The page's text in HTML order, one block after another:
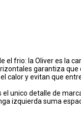
el frio: la Oliver es la
garantiza
calor y evitan que
el unico detalle de
izquierda suma